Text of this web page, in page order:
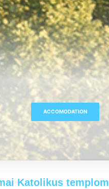
Katolikus templom